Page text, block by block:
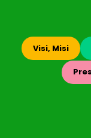
Visi, Misi